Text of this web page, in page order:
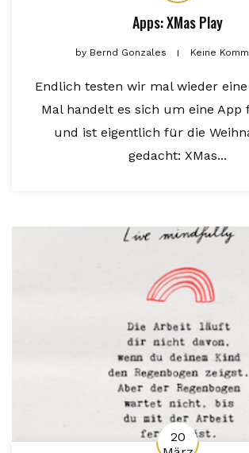
Apps: XMas Play
byBernd Gonzales Keine
Endlich testen wir mal wieder eine
Mal handelt es sich um eine App
und ist eigentlich für die
gedacht: XMas...
20